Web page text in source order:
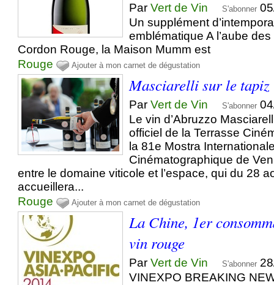
ParVert de Vin S'abonner
Un supplément
emblématique A l’aube
Cordon Rouge, la Maison Mumm est
Rouge
Ajouter à mon carnet de dégustation
Masciarelli sur le tapiz
ParVert de Vin S'abonner
Le vin d’Abruzzo
officiel de la Terrasse
la 81e Mostra
Cinématographique de
entre le domaine viticole et l’espace, qui du 28
accueillera...
Rouge
Ajouter à mon carnet de dégustation
La Chine, 1er
vin rouge
ParVert de Vin S'abonner
VINEXPO BREAKING